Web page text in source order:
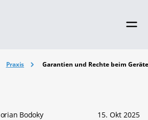
Praxis Garantien und Rechte beim
Bodoky
15. Okt 2025